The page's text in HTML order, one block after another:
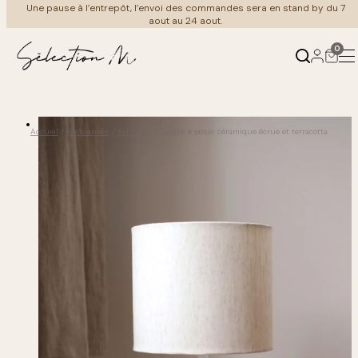
Aller
au
contenu
Une pause à l’entrepôt, l’envoi des commandes sera en stand by du 7
aout au 24 aout.
0
Produits
Luminaire
Cuisine & art de la table
Ambiances
À table
Au bain
Accueil Ambiances / Lampe à poser céramique écrue et terracotta